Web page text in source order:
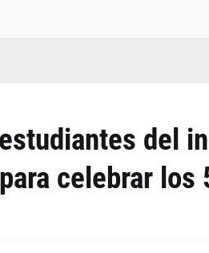
del
celebrar los